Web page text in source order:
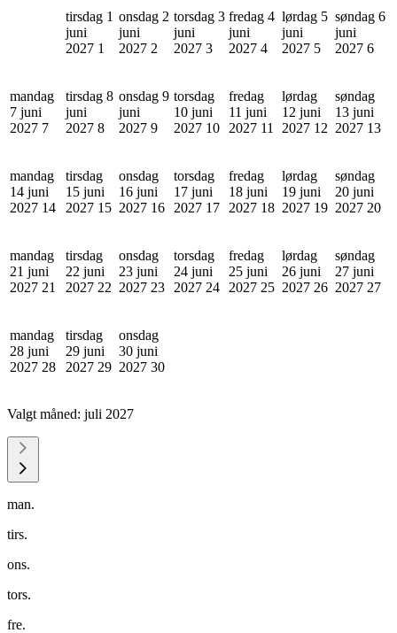
tirsdag 1
juni
2027 1
onsdag 2
juni
2027 2
torsdag 3
juni
2027 3
fredag 4
juni
2027 4
lørdag 5
juni
2027 5
søndag 6
juni
2027 6
mandag
7 juni
2027 7
tirsdag 8
juni
2027 8
onsdag 9
juni
2027 9
torsdag
10 juni
2027 10
fredag
11 juni
2027 11
lørdag
12 juni
2027 12
søndag
13 juni
2027 13
mandag
14 juni
2027 14
tirsdag
15 juni
2027 15
onsdag
16 juni
2027 16
torsdag
17 juni
2027 17
fredag
18 juni
2027 18
lørdag
19 juni
2027 19
søndag
20 juni
2027 20
mandag
21 juni
2027 21
tirsdag
22 juni
2027 22
onsdag
23 juni
2027 23
torsdag
24 juni
2027 24
fredag
25 juni
2027 25
lørdag
26 juni
2027 26
søndag
27 juni
2027 27
mandag
28 juni
2027 28
tirsdag
29 juni
2027 29
onsdag
30 juni
2027 30
Valgt måned: juli 2027
man.
tirs.
ons.
tors.
fre.